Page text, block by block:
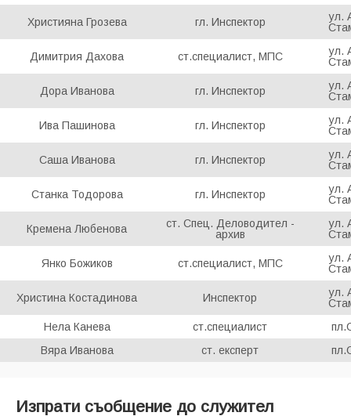
Християна Грозева гл. Инспектор
ул.
Димитрия Дахова ст.специалист, МПС
ул.
Дора Иванова гл. Инспектор
ул.
Ива Пашинова гл. Инспектор
ул.
Саша Иванова гл. Инспектор
ул.
Станка Тодорова гл. Инспектор
ул.
Кремена Любенова
ст. Спец. Деловодител -
архив
ул.
Янко Божиков ст.специалист, МПС
ул.
Христина Костадинова Инспектор
ул.
Нела Канева
ст.специалист
Вяра Иванова
ст. експерт
Изпрати съобщение до служител